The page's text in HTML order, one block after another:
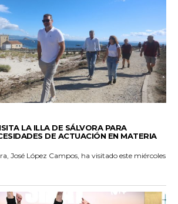
LA ILLA DE SÁLVORA PARA
DE ACTUACIÓN EN MATERIA
José López Campos, ha visitado este miércoles